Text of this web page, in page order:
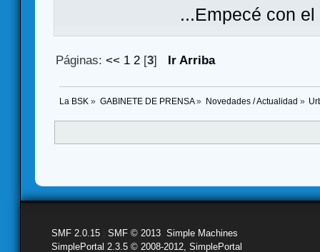
...Empecé con
Páginas:<< 1 2 [3] Ir Arriba
La BSK » GABINETE DE PRENSA» Novedades / Actualidad »
SMF 2.0.15 SMF © 2013 Simple Machines
SimplePortal 2.3.5 © 2008-2012, SimplePortal